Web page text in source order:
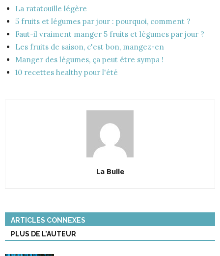
La ratatouille légère
5 fruits et légumes par jour : pourquoi, comment ?
Faut-il vraiment manger 5 fruits et légumes par jour ?
Les fruits de saison, c'est bon, mangez-en
Manger des légumes, ça peut être sympa !
10 recettes healthy pour l'été
La Bulle
ARTICLES CONNEXES
PLUS DE L'AUTEUR